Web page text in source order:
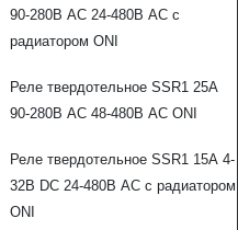
90-280В AC 24-480В AC с
радиатором ONI
Реле твердотельное SSR1 25А
90-280В AC 48-480В AC ONI
Реле твердотельное SSR1 15А 4-
32В DC 24-480В AC с радиатором
ONI